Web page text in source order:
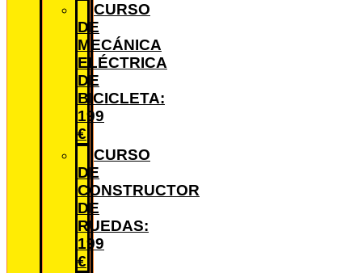
CURSO
DE
MECÁNICA
ELÉCTRICA
DE
BICICLETA:
199
€
CURSO
DE
CONSTRUCTOR
DE
RUEDAS:
199
€